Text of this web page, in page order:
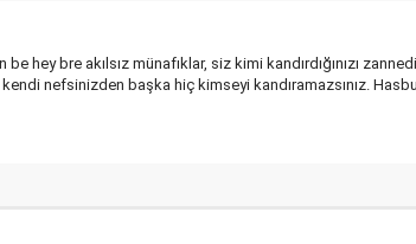
hey bre akılsız münafıklar, siz kimi kandırdığınızı
nefsinizden başka hiç kimseyi kandıramazsınız.